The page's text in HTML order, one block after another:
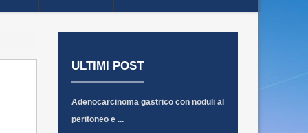
ULTIMI POST
Adenocarcinoma gastrico con noduli al
peritoneo e ...